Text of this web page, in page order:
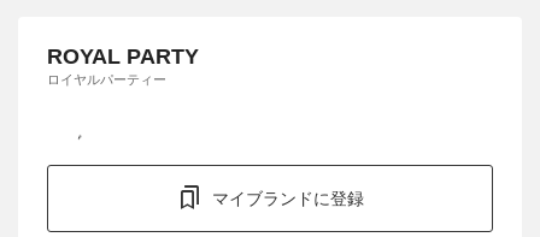
ROYAL PARTY
ロイヤルパーティー
マイブランドに登録